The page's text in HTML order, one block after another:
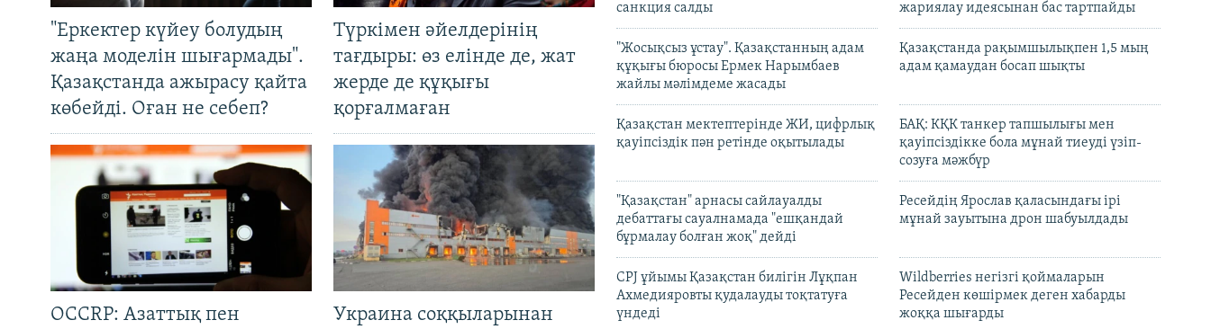
"Еркектер күйеу болудың
жаңа моделін шығармады".
Қазақстанда ажырасу қайта
көбейді. Оған не себеп?
Түркімен әйелдерінің
тағдыры: өз елінде де, жат
жерде де құқығы
қорғалмаған
OCCRP: Азаттық пен
Украина соққыларынан
санкция салды
жариялау идеясынан бас тартпайды
"Жосықсыз ұстау". Қазақстанның адам
құқығы бюросы Ермек Нарымбаев
жайлы мәлімдеме жасады
Қазақстанда рақымшылықпен 1,5 мың
адам қамаудан босап шықты
Қазақстан мектептерінде ЖИ, цифрлық
қауіпсіздік пән ретінде оқытылады
БАҚ: КҚК танкер тапшылығы мен
қауіпсіздікке бола мұнай тиеуді үзіп-
созуға мәжбүр
"Қазақстан" арнасы сайлауалды
дебаттағы сауалнамада "ешқандай
бұрмалау болған жоқ" дейді
Ресейдің Ярослав қаласындағы ірі
мұнай зауытына дрон шабуылдады
CPJ ұйымы Қазақстан билігін Лұқпан
Ахмедияровты қудалауды тоқтатуға
үндеді
Wildberries негізгі қоймаларын
Ресейден көшірмек деген хабарды
жоққа шығарды